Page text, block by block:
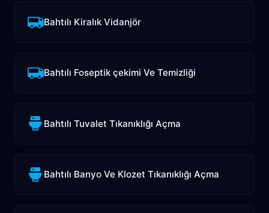
Bahtılı Kiralık Vidanjör
Bahtılı Foseptik çekimi Ve Temizliği
Bahtılı Tuvalet Tıkanıklığı Açma
Bahtılı Banyo Ve Klozet Tıkanıklığı Açma